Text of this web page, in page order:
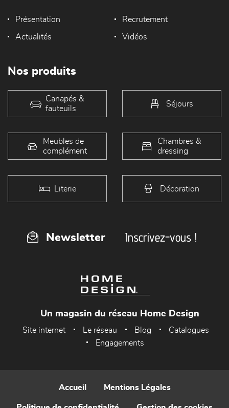
Présentation Recrutement
Actualités Vidéos
Nos produits
Canapés &
fauteuils
Séjours
Meubles de
complément
Chambres &
dressing
Literie Décoration
Newsletter Inscrivez-vous !
Un magasin du réseau Home Design
Site internet Le réseau Blog
Catalogues
Engagements
Accueil Mentions Légales